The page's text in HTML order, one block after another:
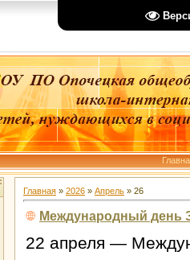
Главная » 2026 » Апрель » 26
Международный день
22 апреля —